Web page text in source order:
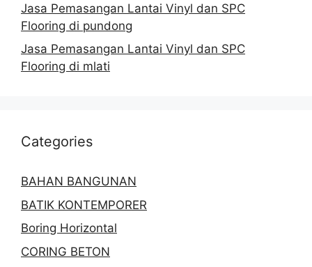
Jasa Pemasangan Lantai Vinyl dan SPC
Flooring di pundong
Jasa Pemasangan Lantai Vinyl dan SPC
Flooring di mlati
Categories
BAHAN BANGUNAN
BATIK KONTEMPORER
Boring Horizontal
CORING BETON